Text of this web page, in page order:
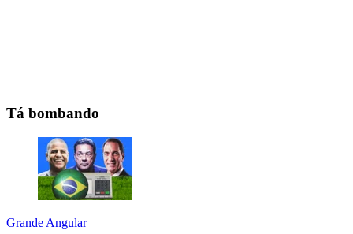
Tá bombando
Grande Angular